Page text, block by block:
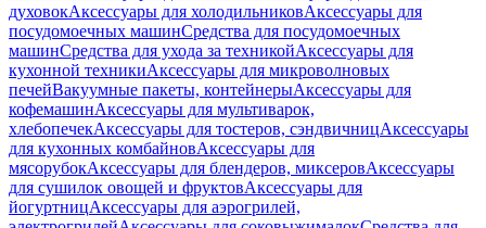
духовокАксессуары для холодильниковАксессуары для
посудомоечных машинСредства для посудомоечных
машинСредства для ухода за техникойАксессуары для
кухонной техникиАксессуары для микроволновых
печейВакуумные пакеты, контейнерыАксессуары для
кофемашинАксессуары для мультиварок,
хлебопечекАксессуары для тостеров, сэндвичницАксессуары
для кухонных комбайновАксессуары для
мясорубокАксессуары для блендеров, миксеровАксессуары
для сушилок овощей и фруктовАксессуары для
йогуртницАксессуары для аэрогрилей,